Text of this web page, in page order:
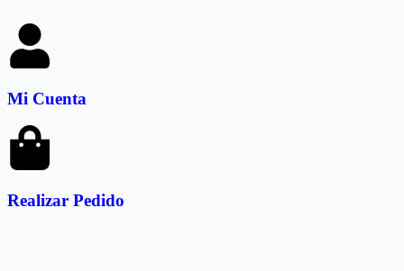
Mi Cuenta
Realizar Pedido